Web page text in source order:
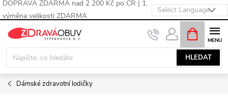
DOPRAVA ZDARMA nad 2 200 Kč po ČR | 1.
výměna velikosti ZDARMA
Přejít
obsah
HLEDAT
NÁKUPNÍ
KOŠÍK
Dámské zdravotní lodičky